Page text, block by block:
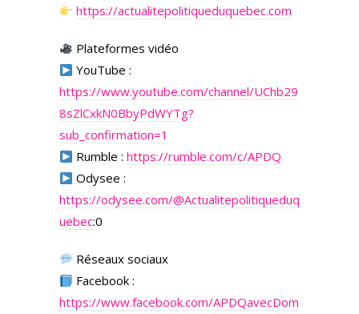
https://actualitepolitiqueduquebec.com
Plateformes vidéo
YouTube :
https://www.youtube.com/channel/UChb29
8sZlCxkN0BbyPdWYTg?
sub_confirmation=1
Rumble :https://rumble.com/c/APDQ
Odysee :
https://odysee.com/@Actualitepolitiqueduq
uebec:0
Réseaux sociaux
Facebook :
https://www.facebook.com/APDQavecDom